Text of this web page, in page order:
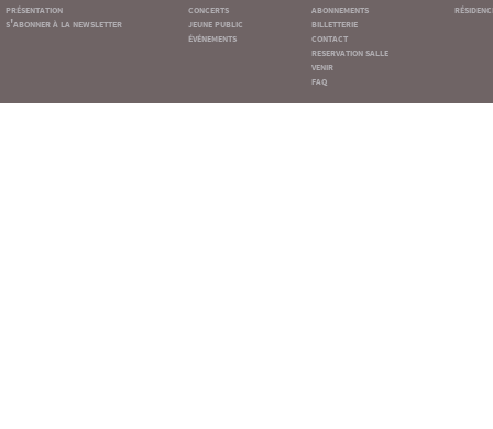
présentation
s'abonner à la newsletter
concerts
jeune public
événements
abonnements
billetterie
contact
reservation salle
venir
faq